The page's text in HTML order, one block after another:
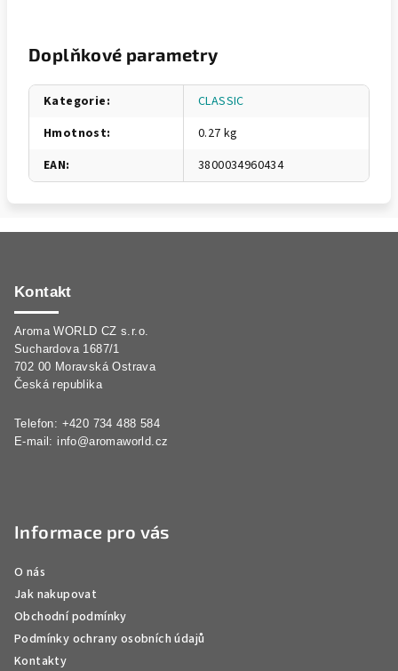
Doplňkové parametry
Kategorie:
CLASSIC
Hmotnost:
0.27 kg
EAN: 3800034960434
Kontakt
Aroma WORLD CZ s.r.o.
Suchardova 1687/1
702 00 Moravská Ostrava
Česká republika
Telefon: +420 734 488 584
E-mail: info@aromaworld.cz
Informace pro vás
O nás
Jak nakupovat
Obchodní podmínky
Podmínky ochrany osobních údajů
Kontakty